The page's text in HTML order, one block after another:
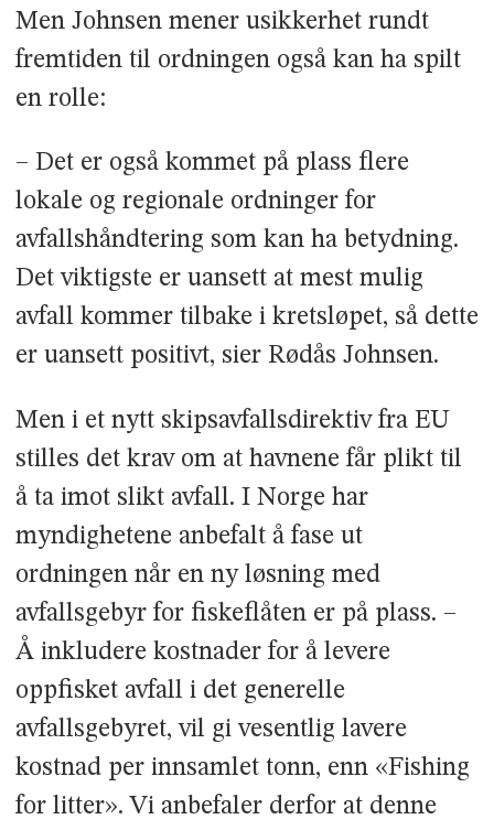
Men Johnsen mener usikkerhet rundt
fremtiden til ordningen også kan ha spilt
en rolle:
– Det er også kommet på plass flere
lokale og regionale ordninger for
avfallshåndtering som kan ha betydning.
Det viktigste er uansett at mest mulig
avfall kommer tilbake i kretsløpet, så dette
er uansett positivt, sier Rødås Johnsen.
Men i et nytt skipsavfallsdirektiv fra EU
stilles det krav om at havnene får plikt til
å ta imot slikt avfall. I Norge har
myndighetene anbefalt å fase ut
ordningen når en ny løsning med
avfallsgebyr for fiskeflåten er på plass. –
Å inkludere kostnader for å levere
oppfisket avfall i det generelle
avfallsgebyret, vil gi vesentlig lavere
kostnad per innsamlet tonn, enn «Fishing
for litter». Vi anbefaler derfor at denne